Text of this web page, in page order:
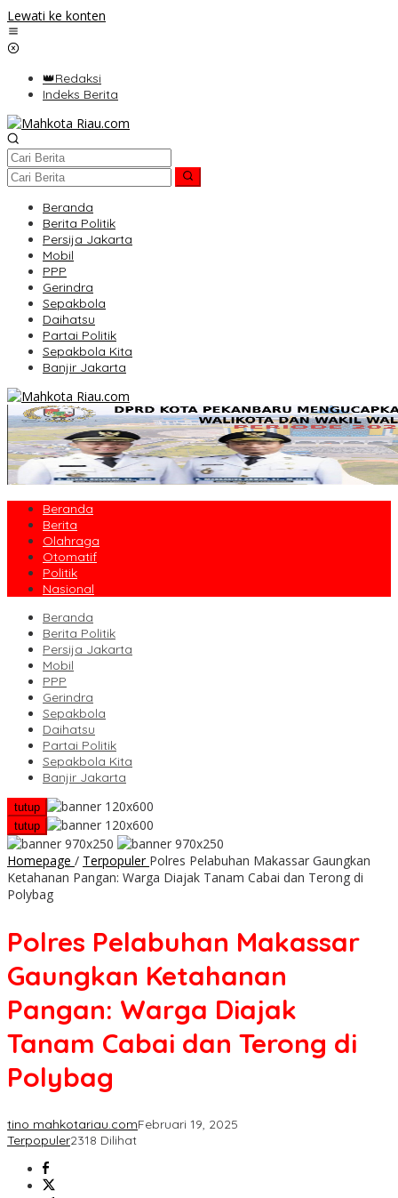
Lewati ke konten
👑Redaksi
Indeks Berita
Beranda
Berita Politik
Persija Jakarta
Mobil
PPP
Gerindra
Sepakbola
Daihatsu
Partai Politik
Sepakbola Kita
Banjir Jakarta
Beranda
Berita
Olahraga
Otomatif
Politik
Nasional
Beranda
Berita Politik
Persija Jakarta
Mobil
PPP
Gerindra
Sepakbola
Daihatsu
Partai Politik
Sepakbola Kita
Banjir Jakarta
tutup
tutup
Homepage / Terpopuler Polres Pelabuhan Makassar Gaungkan
Ketahanan Pangan: Warga Diajak Tanam Cabai dan Terong di
Polybag
Polres Pelabuhan Makassar
Gaungkan Ketahanan
Pangan: Warga Diajak
Tanam Cabai dan Terong di
Polybag
tino mahkotariau.comFebruari 19, 2025
Terpopuler2318 Dilihat